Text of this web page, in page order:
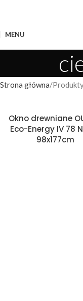
MENU
Strona główna
Okno drewniane
Eco-Energy IV 78
98x177cm